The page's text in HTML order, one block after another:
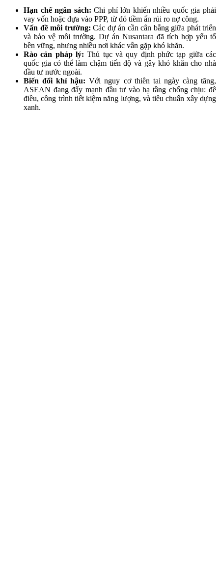
Hạn chế ngân sách: Chi phí lớn khiến nhiều quốc gia phải
vay vốn hoặc dựa vào PPP, từ đó tiềm ẩn rủi ro nợ công.
Vấn đề môi trường: Các dự án cần cân bằng giữa phát triển
và bảo vệ môi trường. Dự án Nusantara đã tích hợp yếu tố
bền vững, nhưng nhiều nơi khác vẫn gặp khó khăn.
Rào cản pháp lý: Thủ tục và quy định phức tạp giữa các
quốc gia có thể làm chậm tiến độ và gây khó khăn cho nhà
đầu tư nước ngoài.
Biến đổi khí hậu: Với nguy cơ thiên tai ngày càng tăng,
ASEAN đang đẩy mạnh đầu tư vào hạ tầng chống chịu: đê
điều, công trình tiết kiệm năng lượng, và tiêu chuẩn xây dựng
xanh.